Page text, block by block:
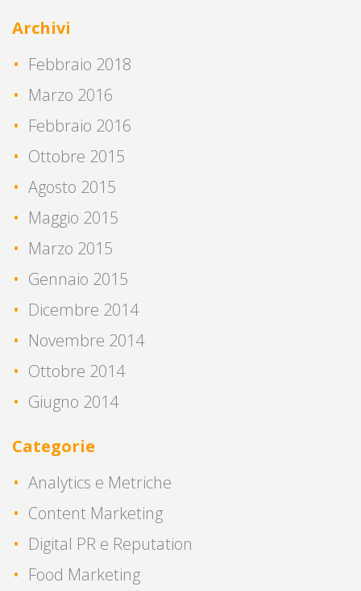
Archivi
Febbraio 2018
Marzo 2016
Febbraio 2016
Ottobre 2015
Agosto 2015
Maggio 2015
Marzo 2015
Gennaio 2015
Dicembre 2014
Novembre 2014
Ottobre 2014
Giugno 2014
Categorie
Analytics e Metriche
Content Marketing
Digital PR e Reputation
Food Marketing